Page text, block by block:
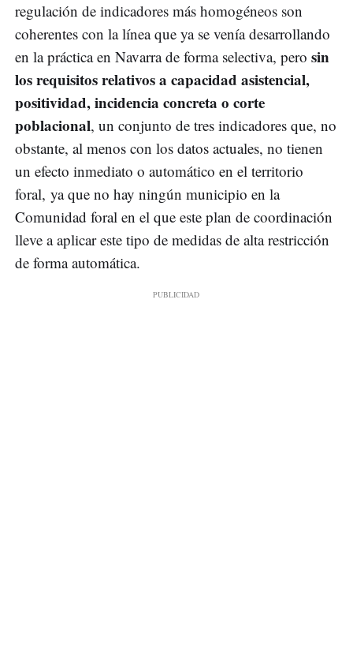
regulación de indicadores más homogéneos son
coherentes con la línea que ya se venía desarrollando
en la práctica en Navarra de forma selectiva, pero sin
los requisitos relativos a capacidad asistencial,
positividad, incidencia concreta o corte
poblacional, un conjunto de tres indicadores que, no
obstante, al menos con los datos actuales, no tienen
un efecto inmediato o automático en el territorio
foral, ya que no hay ningún municipio en la
Comunidad foral en el que este plan de coordinación
lleve a aplicar este tipo de medidas de alta restricción
de forma automática.